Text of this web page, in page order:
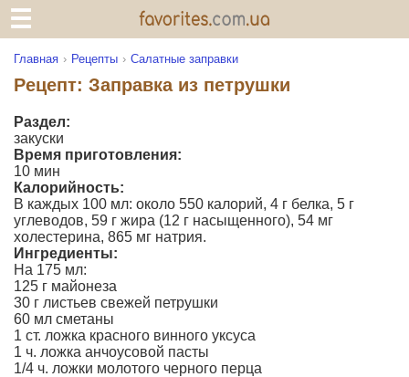
Главная Рецепты Салатные заправки
Рецепт: Заправка из петрушки
Раздел:
закуски
Время приготовления:
10 мин
Калорийность:
В каждых 100 мл: около 550 калорий, 4 г белка, 5 г
углеводов, 59 г жира (12 г насыщенного), 54 мг
холестерина, 865 мг натрия.
Ингредиенты:
На 175 мл:
125 г майонеза
30 г листьев свежей петрушки
60 мл сметаны
1 ст. ложка красного винного уксуса
1 ч. ложка анчоусовой пасты
1/4 ч. ложки молотого черного перца